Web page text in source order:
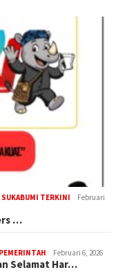
SUKABUMI TERKINI
Februari
…
PEMERINTAH Februari 6, 2026
Selamat Har…